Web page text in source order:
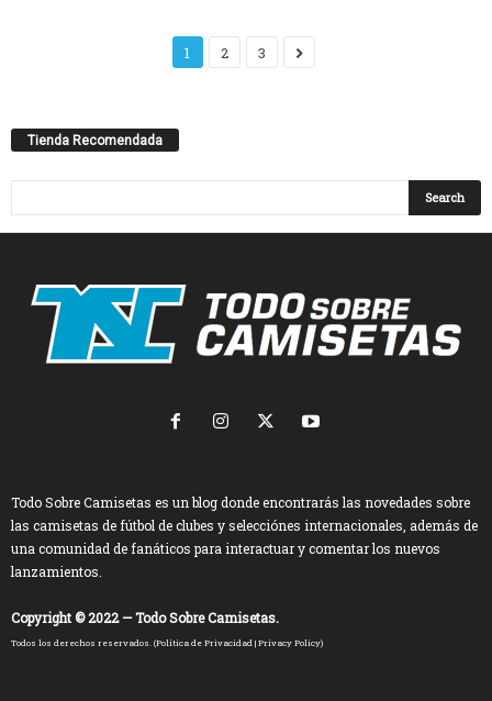
1 2 3
Tienda Recomendada
Todo Sobre Camisetas es un blog donde encontrarás las novedades sobre
las camisetas de fútbol de clubes y selecciónes internacionales, además de
una comunidad de fanáticos para interactuar y comentar los nuevos
lanzamientos.
Copyright © 2022 — Todo Sobre Camisetas.
Todos los derechos reservados. (Política de Privacidad | Privacy Policy)